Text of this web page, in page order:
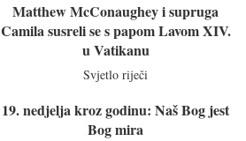
Matthew McConaughey i supruga
Camila susreli se s papom Lavom XIV.
u Vatikanu
Svjetlo riječi
19. nedjelja kroz godinu: Naš Bog jest
Bog mira